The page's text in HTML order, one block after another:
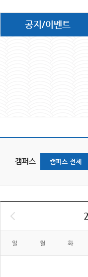
공지/이벤트
캠퍼스 캠퍼스 전체
일 월 화